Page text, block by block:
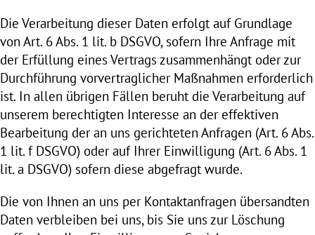
Die Verarbeitung dieser Daten erfolgt auf Grundlage
von Art. 6 Abs. 1 lit. b DSGVO, sofern Ihre Anfrage mit
der Erfüllung eines Vertrags zusammenhängt oder zur
Durchführung vorvertraglicher Maßnahmen erforderlich
ist. In allen übrigen Fällen beruht die Verarbeitung auf
unserem berechtigten Interesse an der effektiven
Bearbeitung der an uns gerichteten Anfragen (Art. 6 Abs.
1 lit. f DSGVO) oder auf Ihrer Einwilligung (Art. 6 Abs. 1
lit. a DSGVO) sofern diese abgefragt wurde.
Die von Ihnen an uns per Kontaktanfragen übersandten
Daten verbleiben bei uns, bis Sie uns zur Löschung